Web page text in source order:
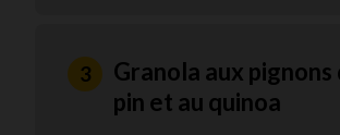
Granola aux pignons
pin et au quinoa